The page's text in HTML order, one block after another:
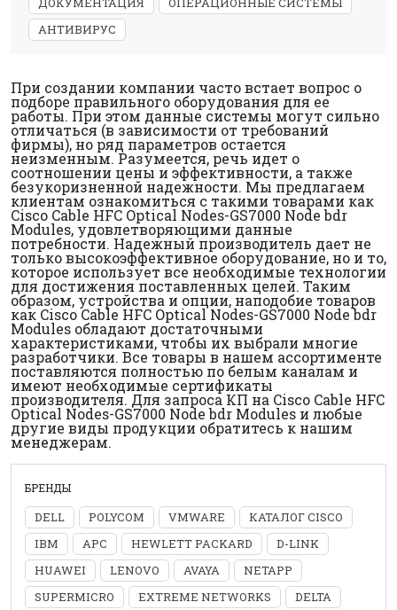
АНТИВИРУС
При создании компании часто встает вопрос о
подборе правильного оборудования для ее
работы. При этом данные системы могут сильно
отличаться (в зависимости от требований
фирмы), но ряд параметров остается
неизменным. Разумеется, речь идет о
соотношении цены и эффективности, а также
безукоризненной надежности. Мы предлагаем
клиентам ознакомиться с такими товарами как
Cisco Cable HFC Optical Nodes-GS7000 Node bdr
Modules, удовлетворяющими данные
потребности. Надежный производитель дает не
только высокоэффективное оборудование, но и то,
которое использует все необходимые технологии
для достижения поставленных целей. Таким
образом, устройства и опции, наподобие товаров
как Cisco Cable HFC Optical Nodes-GS7000 Node bdr
Modules обладают достаточными
характеристиками, чтобы их выбрали многие
разработчики. Все товары в нашем ассортименте
поставляются полностью по белым каналам и
имеют необходимые сертификаты
производителя. Для запроса КП на Cisco Cable HFC
Optical Nodes-GS7000 Node bdr Modules и любые
другие виды продукции обратитесь к нашим
менеджерам.
БРЕНДЫ
DELL POLYCOM VMWARE
КАТАЛОГ CISCO
IBM
APC HEWLETT PACKARD
D-LINK
HUAWEI
LENOVO AVAYA
NETAPP
SUPERMICRO
EXTREME NETWORKS
DELTA